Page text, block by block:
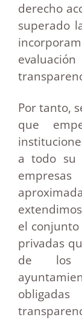
derecho
superado
Por tanto,
que
a todo su
el
privadas
de los